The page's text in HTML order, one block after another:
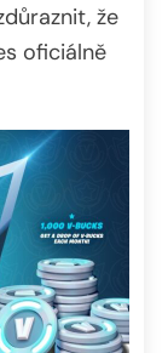
že
oficiálně